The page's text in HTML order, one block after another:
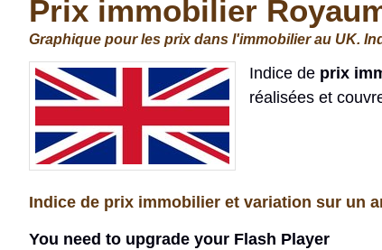
Prix immobilier
Graphique pour les prix dans l'immobilier au UK.
Indice de prix
réalisées et
Indice de prix immobilier et variation sur un
You need to upgrade your Flash Player